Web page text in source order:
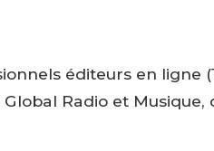
éditeurs en ligne
Radio et Musique,